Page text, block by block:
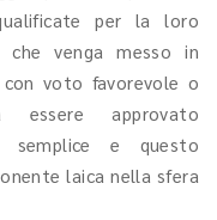
per la loro
che venga messo in
voto favorevole o
approvato
semplice e questo
laica nella sfera